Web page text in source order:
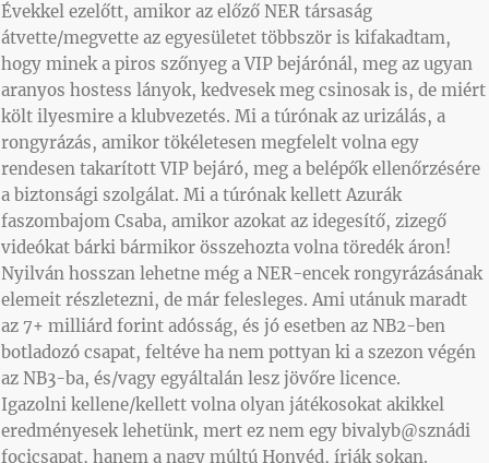
Évekkel ezelőtt, amikor az előző NER társaság
átvette/megvette az egyesületet többször is kifakadtam,
hogy minek a piros szőnyeg a VIP bejárónál, meg az ugyan
aranyos hostess lányok, kedvesek meg csinosak is, de miért
költ ilyesmire a klubvezetés. Mi a túrónak az urizálás, a
rongyrázás, amikor tökéletesen megfelelt volna egy
rendesen takarított VIP bejáró, meg a belépők ellenőrzésére
a biztonsági szolgálat. Mi a túrónak kellett Azurák
faszombajom Csaba, amikor azokat az idegesítő, zizegő
videókat bárki bármikor összehozta volna töredék áron!
Nyilván hosszan lehetne még a NER-encek rongyrázásának
elemeit részletezni, de már felesleges. Ami utánuk maradt
az 7+ milliárd forint adósság, és jó esetben az NB2-ben
botladozó csapat, feltéve ha nem pottyan ki a szezon végén
az NB3-ba, és/vagy egyáltalán lesz jövőre licence.
Igazolni kellene/kellett volna olyan játékosokat akikkel
eredményesek lehetünk, mert ez nem egy bivalyb@sznádi
focicsapat, hanem a nagy múltú Honvéd, írják sokan.